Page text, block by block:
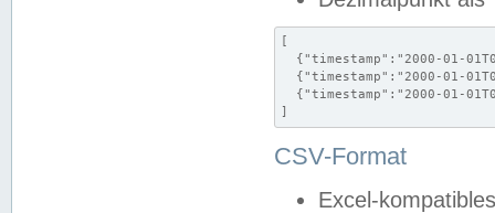
[
{"timestamp":"2000-01-
{"timestamp":"2000-01-
{"timestamp":"2000-01-
]
CSV-Format
Excel-